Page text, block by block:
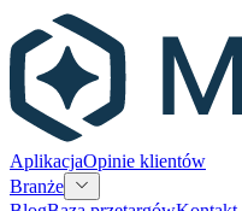
AplikacjaOpinie klientów
Branże